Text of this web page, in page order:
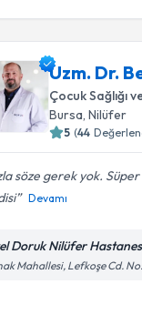
Uzm. Dr.
Çocuk Sağlığı
Bursa,Nilüfer
5 (44
söze gerek yok.
Devamı
Doruk Nilüfer
Mahallesi, Lefkoşe Cd.